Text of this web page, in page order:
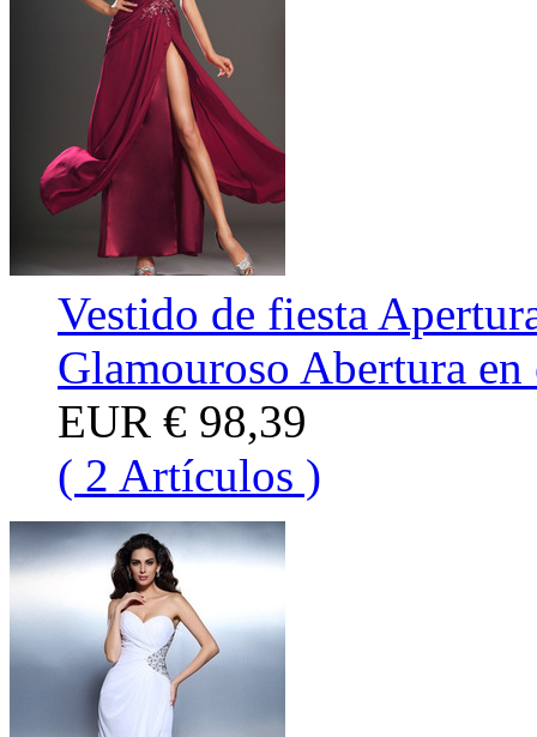
Vestido de fiesta
Glamouroso Abertura
EUR € 98,39
( 2 Artículos )